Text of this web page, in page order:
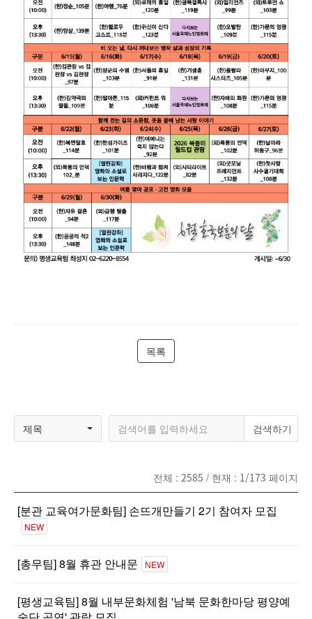
목록
제목
전체 : 2585 / 현재 : 1/173 페이지
[분관 교육여가문화팀] 손뜨개만들기 2기 참여자 모집
NEW
[총무팀] 8월 휴관 안내문 NEW
[평생교육팀] 8월 내부문화체험 '남북 문화한마당 평양예